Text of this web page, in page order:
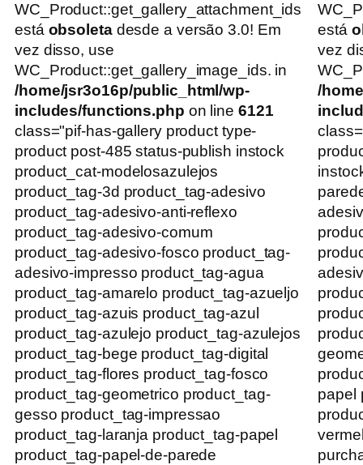
WC_Product::get_gallery_attachment_ids
está obsoletadesde a versão 3.0! Em
vez disso, use
WC_Product::get_gallery_image_ids. in
/home/jsr3o16p/public_html/wp-
includes/functions.php on line 6121
class="pif-has-gallery product type-
product post-485 status-publish instock
product_cat-modelosazulejos
product_tag-3d product_tag-adesivo
product_tag-adesivo-anti-reflexo
product_tag-adesivo-comum
product_tag-adesivo-fosco product_tag-
adesivo-impresso product_tag-agua
product_tag-amarelo product_tag-azueljo
product_tag-azuis product_tag-azul
product_tag-azulejo product_tag-azulejos
product_tag-bege product_tag-digital
product_tag-flores product_tag-fosco
product_tag-geometrico product_tag-
gesso product_tag-impressao
product_tag-laranja product_tag-papel
product_tag-papel-de-parede
está
vez
/
papel